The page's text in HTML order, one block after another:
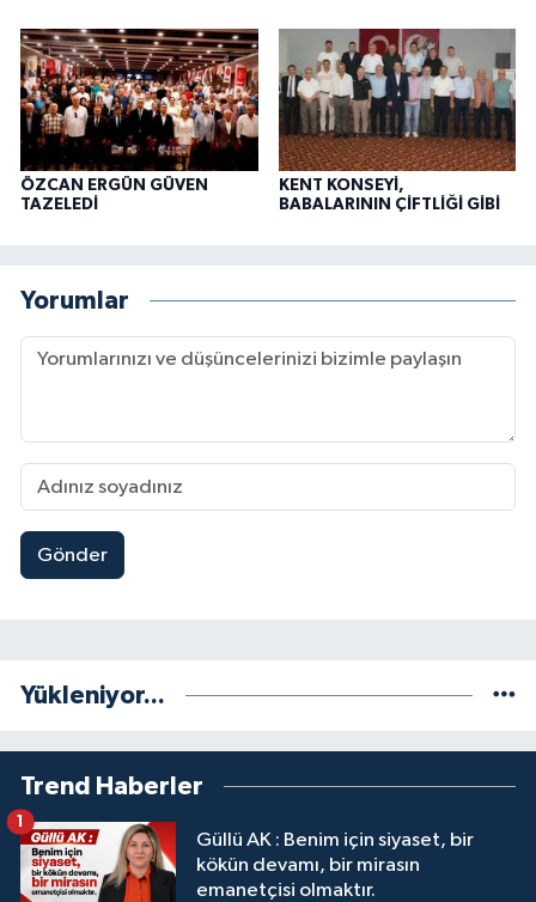
ÖZCAN ERGÜN GÜVEN
TAZELEDİ
KENT KONSEYİ,
BABALARININ ÇİFTLİĞİ GİBİ
Yorumlar
Gönder
Yükleniyor...
Trend Haberler
Güllü AK : Benim için siyaset, bir
kökün devamı, bir mirasın
emanetçisi olmaktır.
1